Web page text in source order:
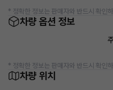
* 정확한 정보는 판매자와 반드시 확인
차량 옵션 정보
* 정확한 정보는 판매자와 반드시 확인
차량 위치